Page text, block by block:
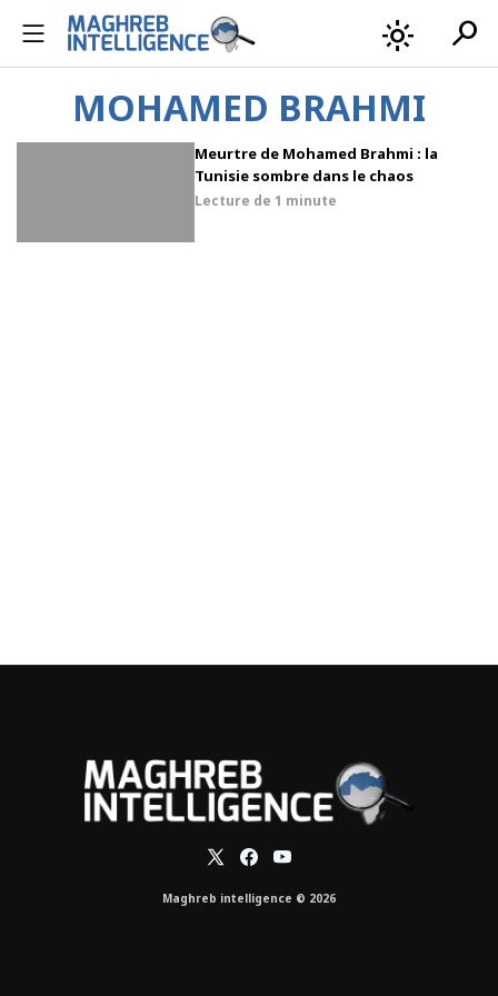
light_mode search
MOHAMED BRAHMI
Meurtre de Mohamed Brahmi : la
Tunisie sombre dans le chaos
Lecture de 1 minute
Maghreb intelligence © 2026